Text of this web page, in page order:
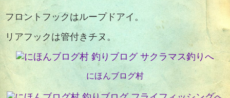
フロントフックはループドアイ。
リアフックは管付きチヌ。
にほんブログ村